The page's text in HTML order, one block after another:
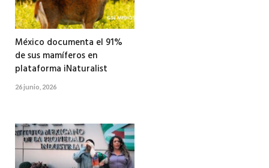
México documenta el 91%
de sus mamíferos en
plataforma iNaturalist
26 junio, 2026